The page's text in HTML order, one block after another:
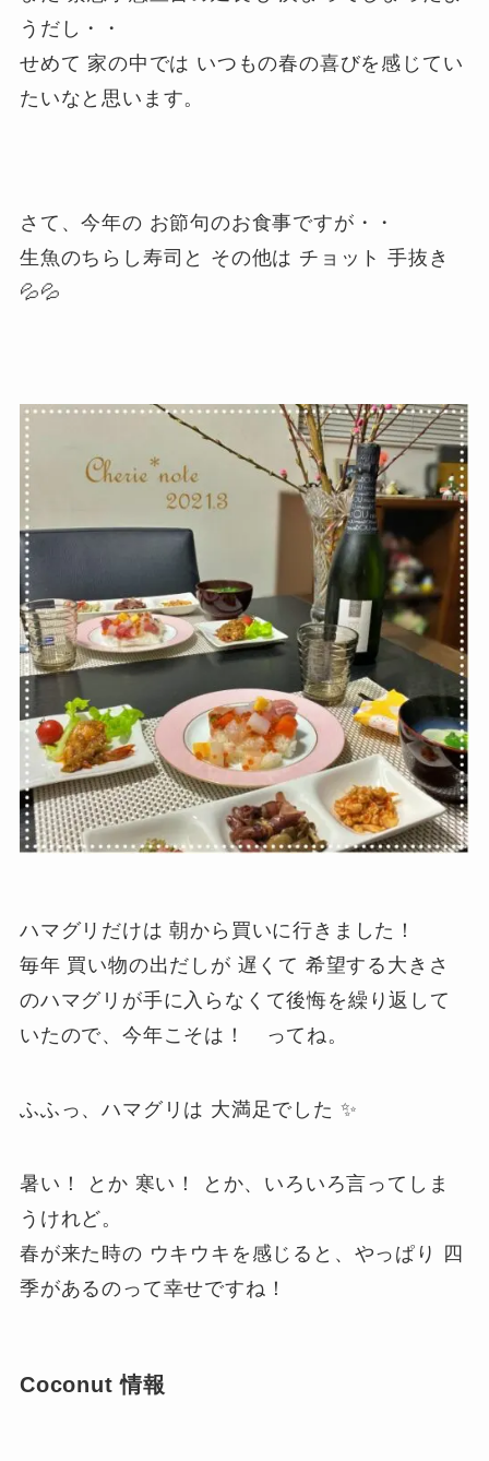
うだし・・
せめて 家の中では いつもの春の喜びを感じてい
たいなと思います。
さて、今年の お節句のお食事ですが・・
生魚のちらし寿司と その他は チョット 手抜き
💦💦
ハマグリだけは 朝から買いに行きました！
毎年 買い物の出だしが 遅くて 希望する大きさ
のハマグリが手に入らなくて後悔を繰り返して
いたので、今年こそは！ ってね。
ふふっ、ハマグリは 大満足でした ✨
暑い！ とか 寒い！ とか、いろいろ言ってしま
うけれど。
春が来た時の ウキウキを感じると、やっぱり 四
季があるのって幸せですね！
Coconut 情報